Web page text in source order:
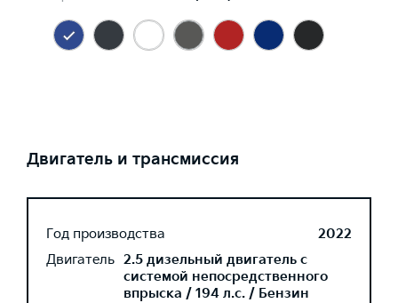
Двигатель и трансмиссия
Год производства
2022
Двигатель 2.5 дизельный двигатель с
системой непосредственного
впрыска / 194 л.с. / Бензин